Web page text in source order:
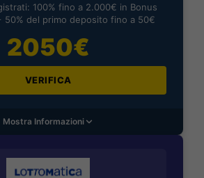
100% fino a 2.000€ in Bonus
50% del primo deposito fino a 50€
2050€
VERIFICA
Mostra Informazioni